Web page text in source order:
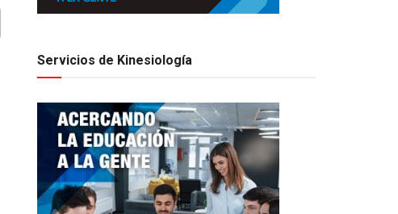
Servicios de Kinesiología